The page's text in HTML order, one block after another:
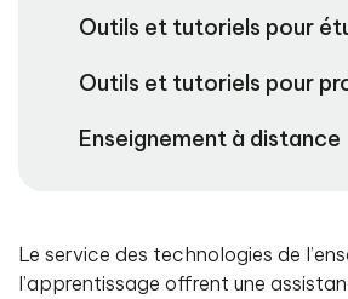
Outils et tutoriels pour
Outils et tutoriels pour
Enseignement à distance
Le service des technologies de
l’apprentissage offrent une